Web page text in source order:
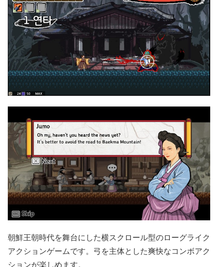
朝鮮王朝時代を舞台にした横スクロール型のローグライク
アクションゲームです。弓を主体とした爽快なコンボアク
ションが楽しめます。